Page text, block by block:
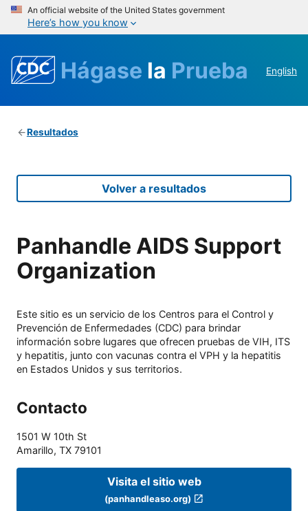
An official website of the United States government
Here’s how you know
Hágase la Prueba English
Resultados
Volver a resultados
Panhandle AIDS Support
Organization
Este sitio es un servicio de los Centros para el Control y
Prevención de Enfermedades (CDC) para brindar
información sobre lugares que ofrecen pruebas de VIH, ITS
y hepatitis, junto con vacunas contra el VPH y la hepatitis
en Estados Unidos y sus territorios.
Contacto
1501 W 10th St
Amarillo, TX 79101
Visita el sitio web
(panhandleaso.org)